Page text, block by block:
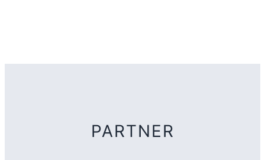
PARTNER